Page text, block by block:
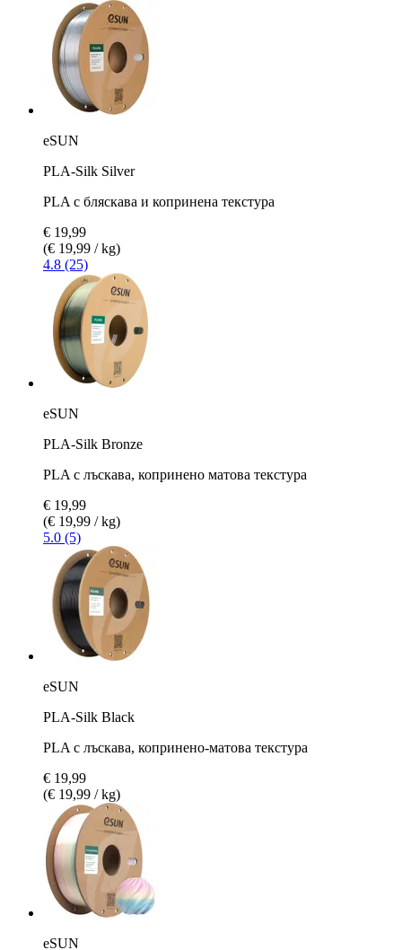
eSUN
PLA-Silk Silver
PLA с бляскава и копринена текстура
€ 19,99
(€ 19,99 / kg)
4.8 (25)
eSUN
PLA-Silk Bronze
PLA с лъскава, копринено матова текстура
€ 19,99
(€ 19,99 / kg)
5.0 (5)
eSUN
PLA-Silk Black
PLA с лъскава, копринено-матова текстура
€ 19,99
(€ 19,99 / kg)
eSUN